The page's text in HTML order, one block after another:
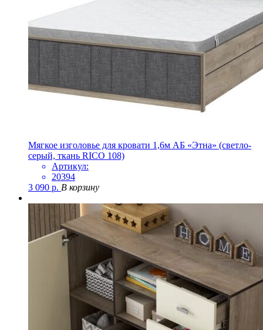
Мягкое изголовье для кровати 1,6м АБ «Этна» (светло-
серый, ткань RICO 108)
Артикул:
20394
3 090 р. В корзину